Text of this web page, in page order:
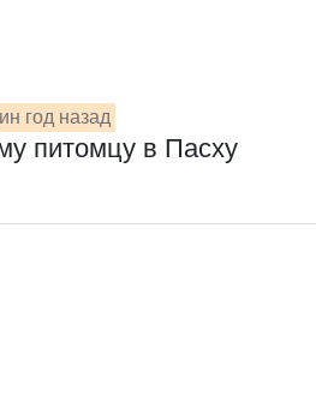
год назад
питомцу в Пасху